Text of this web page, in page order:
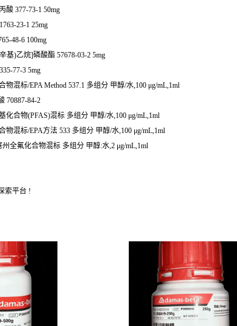
酸 377-73-1 50mg
23-1 25mg
48-6 100mg
基)乙烷]磷酸酯 57678-03-2 5mg
77-3 5mg
物混标/EPA Method 537.1 多组分 甲醇/水,100 μg/mL,1ml
70887-84-2
化合物(PFAS)混标 多组分 甲醇/水,100 μg/mL,1ml
物混标/EPA方法 533 多组分 甲醇/水,100 μg/mL,1ml
全氟化合物混标 多组分 甲醇:水,2 μg/mL,1ml
索平台 !